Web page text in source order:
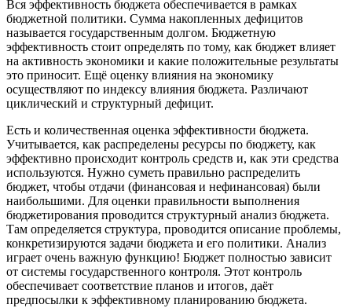
Вся эффективность бюджета обеспечивается в рамках
бюджетной политики. Сумма накопленных дефицитов
называется государственным долгом. Бюджетную
эффективность стоит определять по тому, как бюджет влияет
на активность экономики и какие положительные результаты
это приносит. Ещё оценку влияния на экономику
осуществляют по индексу влияния бюджета. Различают
циклический и структурный дефицит.
Есть и количественная оценка эффективности бюджета.
Учитывается, как распределены ресурсы по бюджету, как
эффективно происходит контроль средств и, как эти средства
используются. Нужно суметь правильно распределить
бюджет, чтобы отдачи (финансовая и нефинансовая) были
наибольшими. Для оценки правильности выполнения
бюджетирования проводится структурный анализ бюджета.
Там определяется структура, проводится описание проблемы,
конкретизируются задачи бюджета и его политики. Анализ
играет очень важную функцию! Бюджет полностью зависит
от системы государственного контроля. Этот контроль
обеспечивает соответствие планов и итогов, даёт
предпосылки к эффективному планированию бюджета.